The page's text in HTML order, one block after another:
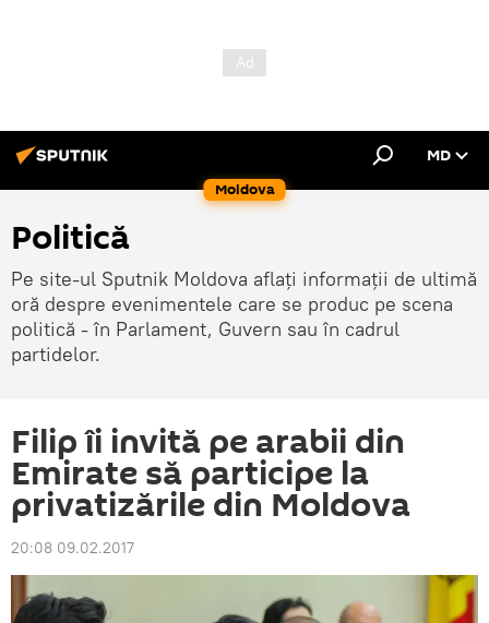
Moldova
MD
Politică
Pe site-ul Sputnik Moldova aflați informații de ultimă
oră despre evenimentele care se produc pe scena
politică - în Parlament, Guvern sau în cadrul
partidelor.
Filip îi invită pe arabii din
Emirate să participe la
privatizările din Moldova
20:08 09.02.2017